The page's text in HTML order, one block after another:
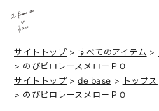
サイトトップ すべてのアイテム
のびピロレースメローＰＯ
サイトトップ
de base トップス
のびピロレースメローＰＯ